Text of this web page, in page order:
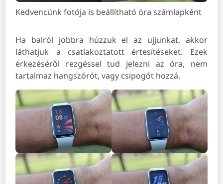
Kedvencünk fotója is beállítható óra számlapként
Ha balról jobbra húzzuk el az ujjunkat, akkor
láthatjuk a csatlakoztatott értesítéseket. Ezek
érkezéséről rezgéssel tud jelezni az óra, nem
tartalmaz hangszórót, vagy csipogót hozzá.